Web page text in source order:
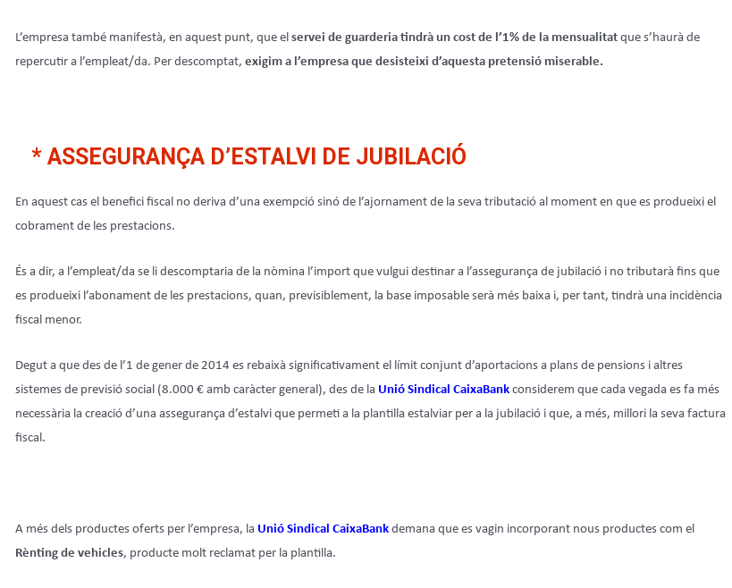
L’empresa també manifestà, en aquest punt, que el servei de guarderia tindrà un cost de l’1% de la mensualitat que s’haurà de
repercutir a l’empleat/da. Per descomptat, exigim a l’empresa que desisteixi d’aquesta pretensió miserable.
* ASSEGURANÇA D’ESTALVI DE JUBILACIÓ
En aquest cas el benefici fiscal no deriva d’una exempció sinó de l’ajornament de la seva tributació al moment en que es produeixi el
cobrament de les prestacions.
És a dir, a l’empleat/da se li descomptaria de la nòmina l’import que vulgui destinar a l’assegurança de jubilació i no tributarà fins que
es produeixi l’abonament de les prestacions, quan, previsiblement, la base imposable serà més baixa i, per tant, tindrà una incidència
fiscal menor.
Degut a que des de l’1 de gener de 2014 es rebaixà significativament el límit conjunt d’aportacions a plans de pensions i altres
sistemes de previsió social (8.000 € amb caràcter general), des de la Unió Sindical CaixaBankconsiderem que cada vegada es fa més
necessària la creació d’una assegurança d’estalvi que permeti a la plantilla estalviar per a la jubilació i que, a més, millori la seva factura
fiscal.
A més dels productes oferts per l’empresa, la Unió Sindical CaixaBankdemana que es vagin incorporant nous productes com el
Rènting de vehicles, producte molt reclamat per la plantilla.